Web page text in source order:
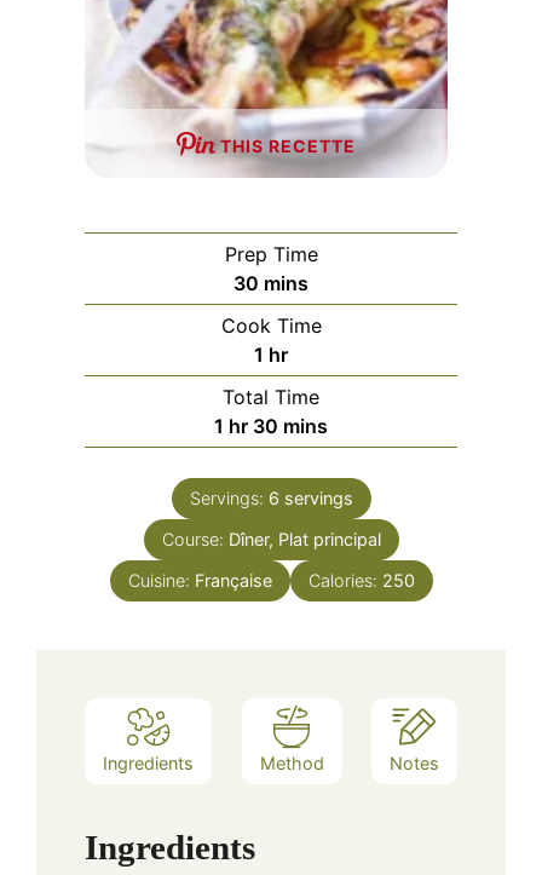
THIS RECETTE
Prep Time
30 minutes
mins
Cook Time
1 hour
hr
Total Time
1 hour
hr 30 minutes
mins
Servings: 6 servings
Course: Dîner, Plat principal
Cuisine: Française Calories: 250
Ingredients Method Notes
Ingredients